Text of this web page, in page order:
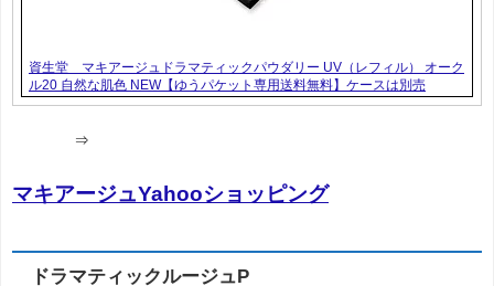
資生堂 マキアージュドラマティックパウダリー UV（レフィル） オーク
ル20 自然な肌色 NEW【ゆうパケット専用送料無料】ケースは別売
⇒
マキアージュYahooショッピング
ドラマティックルージュP